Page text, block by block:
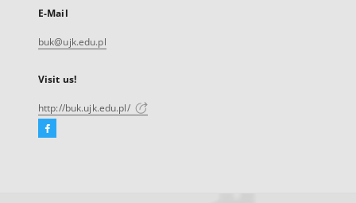
E-Mail
buk@ujk.edu.pl
Visit us!
http://buk.ujk.edu.pl/
Facebook